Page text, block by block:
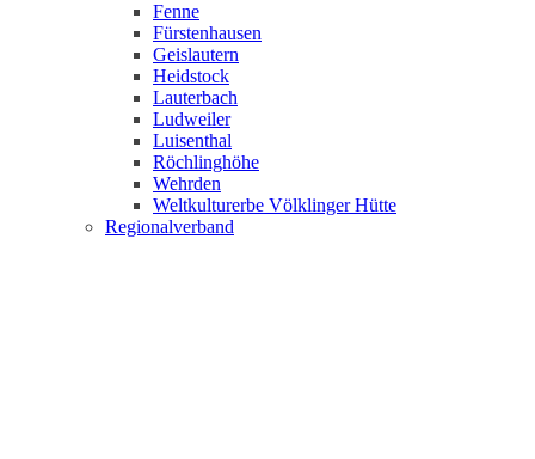
Fenne
Fürstenhausen
Geislautern
Heidstock
Lauterbach
Ludweiler
Luisenthal
Röchlinghöhe
Wehrden
Weltkulturerbe Völklinger Hütte
Regionalverband